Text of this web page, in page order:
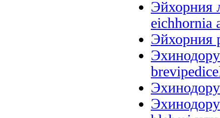
Эйхорния
eichhornia
Эйхорния